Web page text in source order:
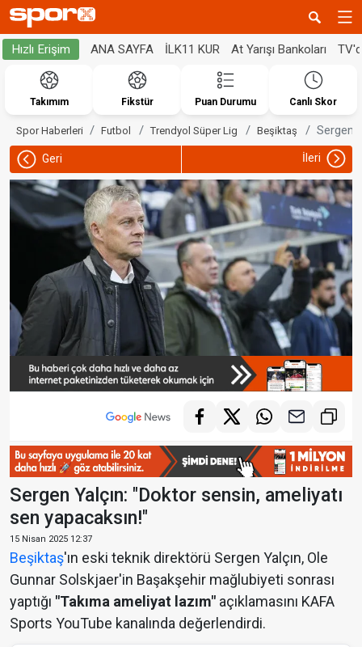
Hızlı Erişim ANA SAYFA İLK11 KUR At Yarışı Bankoları
Takımım Fikstür Puan Durumu Canlı Skor
Spor Haberleri Futbol Trendyol Süper Lig Beşiktaş Sergen
Geri İleri
Sergen Yalçın: "Doktor sensin, ameliyatı
sen yapacaksın!"
15 Nisan 2025 12:37
Beşiktaş'ın eski teknik direktörü Sergen Yalçın, Ole
Gunnar Solskjaer'in Başakşehir mağlubiyeti sonrası
yaptığı "Takıma ameliyat lazım" açıklamasını KAFA
Sports YouTube kanalında değerlendirdi.